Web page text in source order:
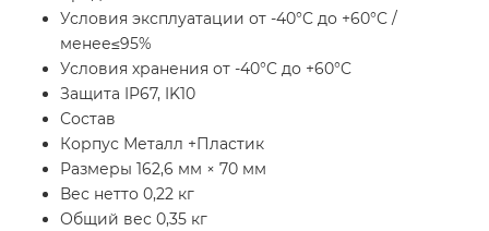
Условия эксплуатации от -40°C до +60°C /
менее≤95%
Условия хранения от -40°C до +60°C
Защита IP67, IK10
Состав
Корпус Металл +Пластик
Размеры 162,6 мм × 70 мм
Вес нетто 0,22 кг
Общий вес 0,35 кг